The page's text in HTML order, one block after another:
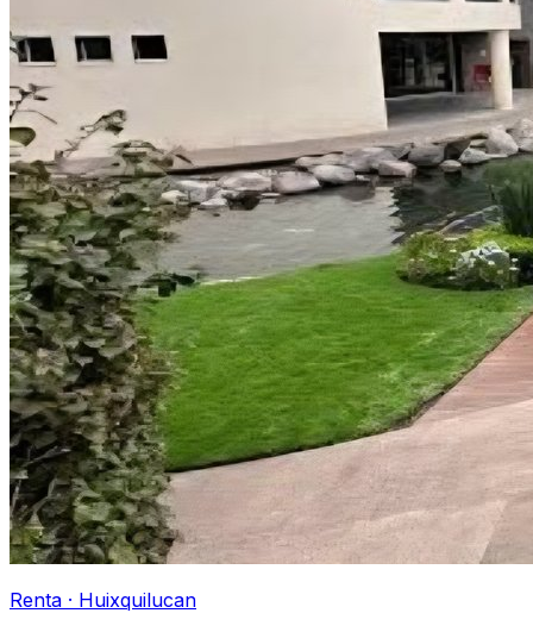
Renta · Huixquilucan